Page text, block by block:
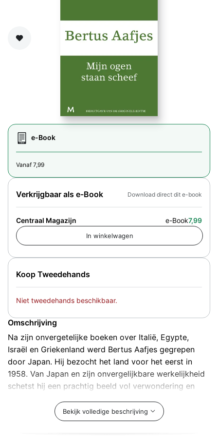
Zet op verlanglijst
e-Book
Vanaf 7,99
Koop Tweedehands
Niet tweedehands beschikbaar.
Verkrijgbaar als e-Book
Centraal Magazijn e-Book7,99
Download direct dit e-book
Omschrijving
Na zijn onvergetelijke boeken over Italië, Egypte,
Israël en Griekenland werd Bertus Aafjes gegrepen
door Japan. Hij bezocht het land voor het eerst in
1958. Van Japan en zijn onvergelijkbare werkelijkheid
schetst hij een prachtig beeld vol verwondering en
Het is een van de aantrekkelijkste boeken die over
Bekijk volledige beschrijving